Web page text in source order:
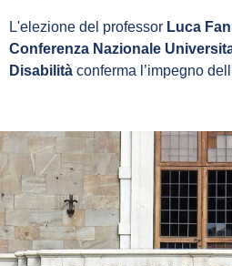
L'elezione del professor Luca
Conferenza Nazionale
Disabilità conferma l’impegno